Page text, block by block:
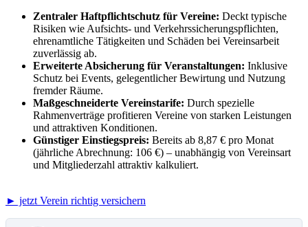
Zentraler Haftpflichtschutz für Vereine: Deckt typische
Risiken wie Aufsichts- und Verkehrssicherungspflichten,
ehrenamtliche Tätigkeiten und Schäden bei Vereinsarbeit
zuverlässig ab.
Erweiterte Absicherung für Veranstaltungen: Inklusive
Schutz bei Events, gelegentlicher Bewirtung und Nutzung
fremder Räume.
Maßgeschneiderte Vereinstarife: Durch spezielle
Rahmenverträge profitieren Vereine von starken Leistungen
und attraktiven Konditionen.
Günstiger Einstiegspreis: Bereits ab 8,87 € pro Monat
(jährliche Abrechnung: 106 €) – unabhängig von Vereinsart
und Mitgliederzahl attraktiv kalkuliert.
► jetzt Verein richtig versichern